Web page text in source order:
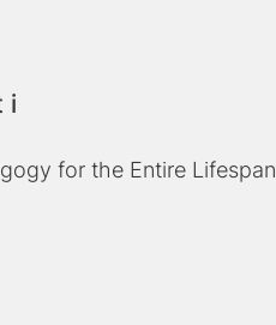
i
for the Entire Lifespan